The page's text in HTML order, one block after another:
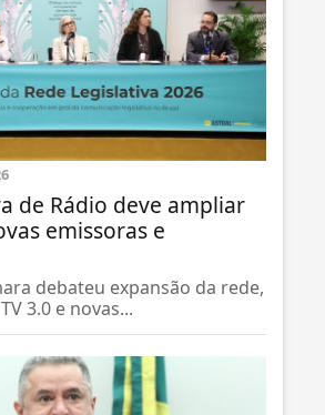
de Rádio deve ampliar
emissoras e
debateu expansão da rede,
3.0 e novas...